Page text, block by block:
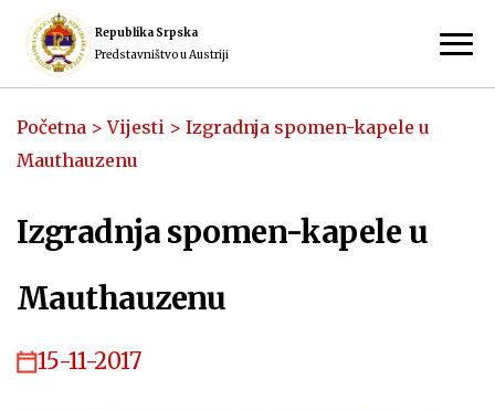
Republika Srpska
Predstavništvo u Austriji
Početna >Vijesti > Izgradnja spomen-kapele u
Mauthauzenu
Izgradnja spomen-kapele u
Mauthauzenu
15-11-2017